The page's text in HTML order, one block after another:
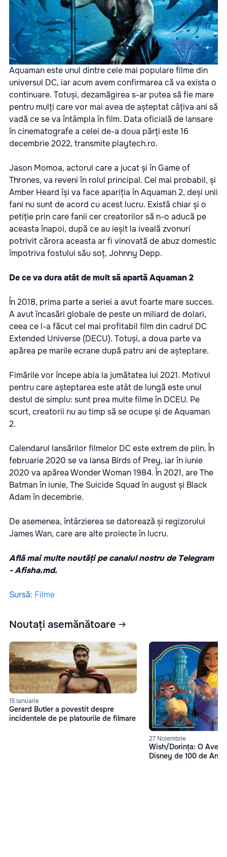
Aquaman este unul dintre cele mai populare filme din
universul DC, iar acum avem confirmarea că va exista o
continuare. Totuși, dezamăgirea s-ar putea să fie mare
pentru mulți care vor mai avea de așteptat câțiva ani să
vadă ce se va întâmpla în film. Data oficială de lansare
în cinematografe a celei de-a doua părți este 16
decembrie 2022, transmite playtech.ro.
Jason Momoa, actorul care a jucat și în Game of
Thrones, va reveni în rolul principal. Cel mai probabil, și
Amber Heard își va face apariția în Aquaman 2, deși unii
fani nu sunt de acord cu acest lucru. Există chiar și o
petiție prin care fanii cer creatorilor să n-o aducă pe
aceasta înapoi, după ce au ieșit la iveală zvonuri
potrivit cărora aceasta ar fi vinovată de abuz domestic
împotriva fostului său soț, Johnny Depp.
De ce va dura atât de mult să apartă Aquaman 2
În 2018, prima parte a seriei a avut foarte mare succes.
A avut încasări globale de peste un miliard de dolari,
ceea ce l-a făcut cel mai profitabil film din cadrul DC
Extended Universe (DECU). Totuși, a doua parte va
apărea pe marile ecrane după patru ani de așteptare.
Fimările vor începe abia la jumătatea lui 2021. Motivul
pentru care așteptarea este atât de lungă este unul
destul de simplu: sunt prea multe filme în DCEU. Pe
scurt, creatorii nu au timp să se ocupe și de Aquaman
2.
Calendarul lansărilor filmelor DC este extrem de plin. În
februarie 2020 se va lansa Birds of Prey, iar în iunie
2020 va apărea Wonder Woman 1984. În 2021, are The
Batman în iunie, The Suicide Squad în august și Black
Adam în decembrie.
De asemenea, întârzierea se datorează și regizorului
James Wan, care are alte proiecte în lucru.
Află mai multe noutăți pe canalul nostru de Telegram
-Afisha.md.
Sursă: Filme
Noutați asemănătoare
15 Ianuarie
Gerard Butler a povestit despre
incidentele de pe platourile de filmare
27 Noiembrie
Wish/Dorința: O
Disney de 100 de Ani